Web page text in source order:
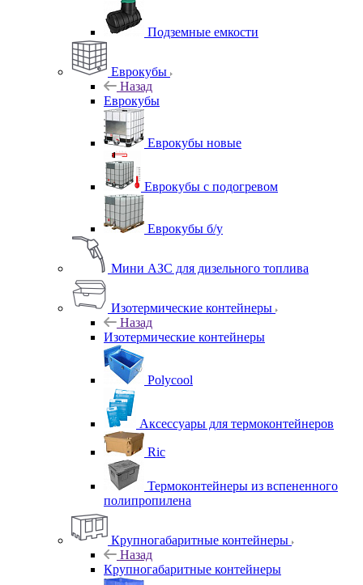
Подземные емкости
Еврокубы
Назад
Еврокубы
Еврокубы новые
Еврокубы с подогревом
Еврокубы б/у
Мини АЗС для дизельного топлива
Изотермические контейнеры
Назад
Изотермические контейнеры
Polycool
Аксессуары для термоконтейнеров
Ric
Термоконтейнеры из вспененного
полипропилена
Крупногабаритные контейнеры
Назад
Крупногабаритные контейнеры